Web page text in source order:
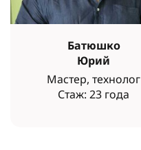
Батюшко
Юрий
Мастер, технолог
Стаж: 23 года